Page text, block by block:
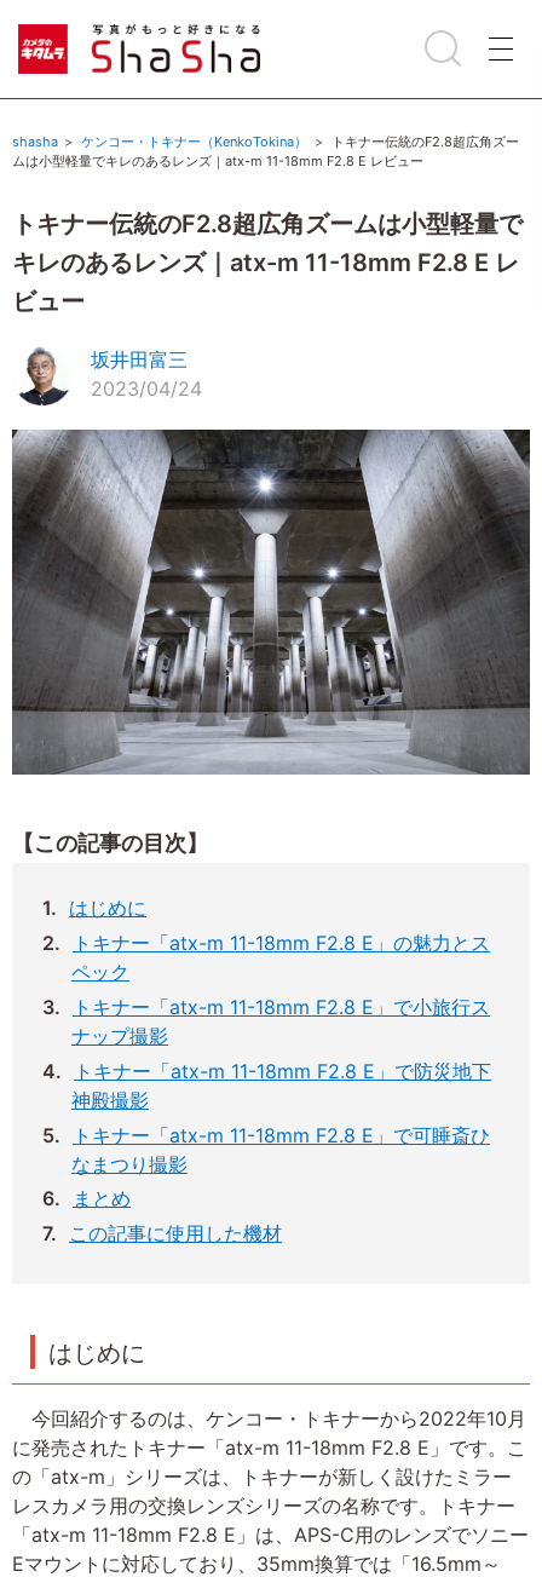
shasha ケンコー・トキナー（KenkoTokina）
トキナー伝統のF2.8超広角ズー
ムは小型軽量でキレのあるレンズ｜atx-m 11-18mm F2.8 E レビュー
トキナー伝統のF2.8超広角ズームは小型軽量で
キレのあるレンズ｜atx-m 11-18mm F2.8 E レ
ビュー
坂井田富三
2023/04/24
【この記事の目次】
はじめに
トキナー「atx-m 11-18mm F2.8 E」の魅力とス
ペック
トキナー「atx-m 11-18mm F2.8 E」で小旅行ス
ナップ撮影
トキナー「atx-m 11-18mm F2.8 E」で防災地下
神殿撮影
トキナー「atx-m 11-18mm F2.8 E」で可睡斎ひ
なまつり撮影
まとめ
この記事に使用した機材
はじめに
今回紹介するのは、ケンコー・トキナーから2022年10月
に発売されたトキナー「atx-m 11-18mm F2.8 E」です。こ
の「atx-m」シリーズは、トキナーが新しく設けたミラー
レスカメラ用の交換レンズシリーズの名称です。トキナー
「atx-m 11-18mm F2.8 E」は、APS-C用のレンズでソニー
Eマウントに対応しており、35mm換算では「16.5mm～